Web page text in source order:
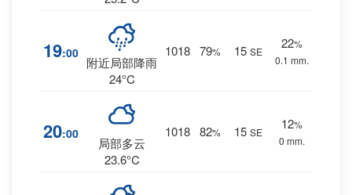
19:00
附近局部降雨
24°C
1018 79% 15 SE
22%
0.1 mm.
20:00
局部多云
23.6°C
1018 82% 15 SE
12%
0 mm.